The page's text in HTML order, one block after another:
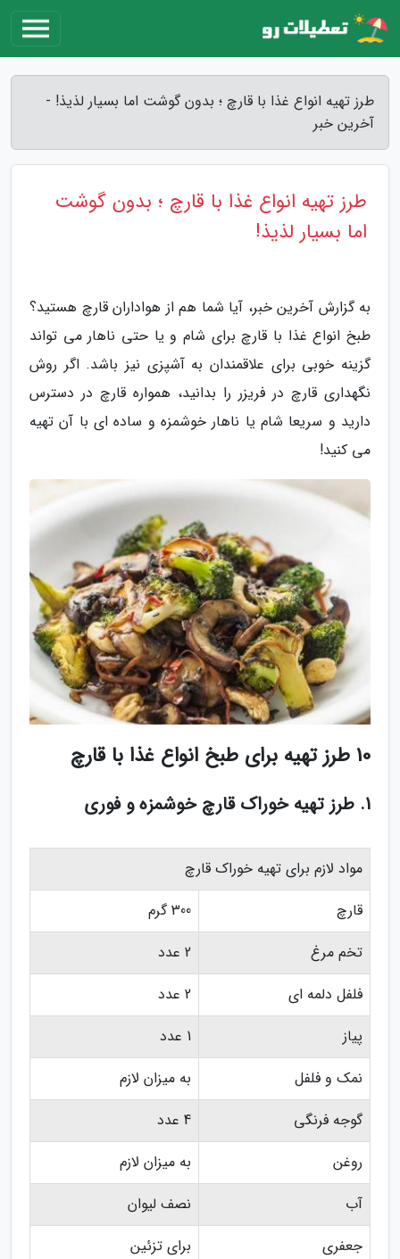
طرز تهیه انواع غذا با قارچ ؛ بدون گوشت اما بسیار لذیذ! -
آخرین خبر
طرز تهیه انواع غذا با قارچ ؛ بدون گوشت
اما بسیار لذیذ!
به گزارش آخرین خبر، آیا شما هم از هواداران قارچ هستید؟
طبخ انواع غذا با قارچ برای شام و یا حتی ناهار می تواند
گزینه خوبی برای علاقمندان به آشپزی نیز باشد. اگر روش
نگهداری قارچ در فریزر را بدانید، همواره قارچ در دسترس
دارید و سریعا شام یا ناهار خوشمزه و ساده ای با آن تهیه
می کنید!
10 طرز تهیه برای طبخ انواع غذا با قارچ
1. طرز تهیه خوراک قارچ خوشمزه و فوری
مواد لازم برای تهیه خوراک قارچ
قارچ
300 گرم
تخم مرغ
2 عدد
فلفل دلمه ای
2 عدد
پیاز
1 عدد
نمک و فلفل
به میزان لازم
گوجه فرنگی
4 عدد
روغن
به میزان لازم
آب
نصف لیوان
جعفری
برای تزئین